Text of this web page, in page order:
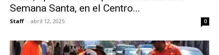
Semana Santa, en el Centro...
Staff - abril 12, 2025 0